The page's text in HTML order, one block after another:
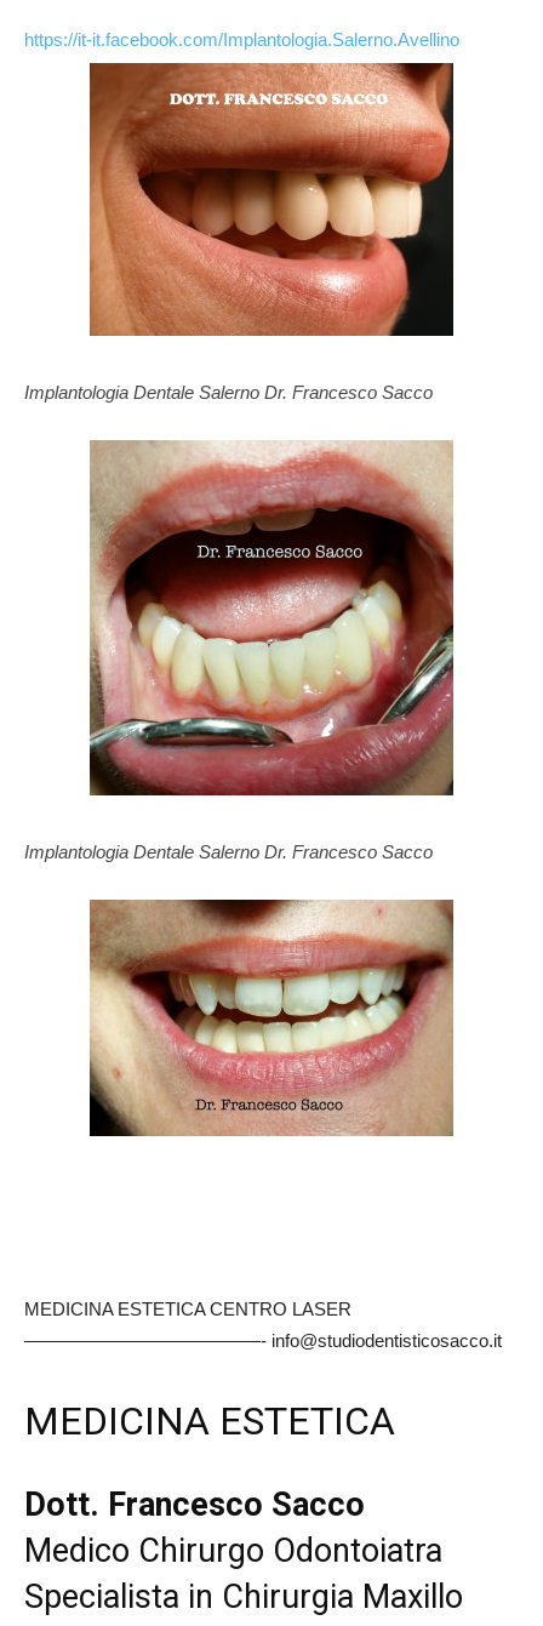
https://it-it.facebook.com/Implantologia.Salerno.Avellino
Implantologia Dentale Salerno Dr. Francesco Sacco
Implantologia Dentale Salerno Dr. Francesco Sacco
MEDICINA ESTETICA CENTRO LASER
—————————————- info@studiodentisticosacco.it
MEDICINA ESTETICA
Dott. Francesco Sacco
Medico Chirurgo Odontoiatra
Specialista in Chirurgia Maxillo